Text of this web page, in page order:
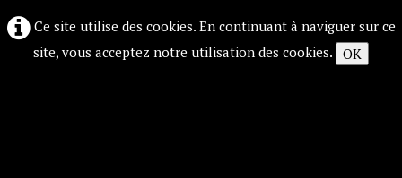
Ce site utilise des cookies. En continuant à naviguer sur ce
site, vous acceptez notre utilisation des cookies. OK